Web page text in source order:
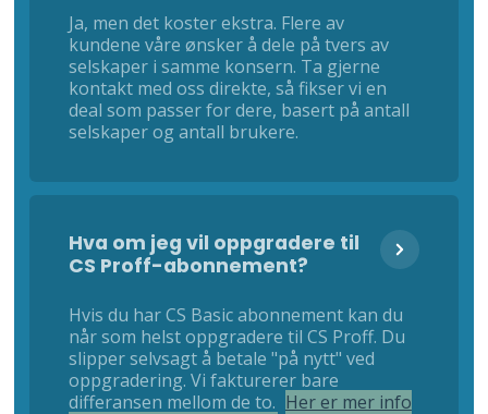
Ja, men det koster ekstra. Flere av
kundene våre ønsker å dele på tvers av
selskaper i samme konsern. Ta gjerne
kontakt med oss direkte, så fikser vi en
deal som passer for dere, basert på antall
selskaper og antall brukere.
Hva om jeg vil oppgradere til
CS Proff-abonnement?
Hvis du har CS Basic abonnement kan du
når som helst oppgradere til CS Proff. Du
slipper selvsagt å betale "på nytt" ved
oppgradering. Vi fakturerer bare
differansen mellom de to. Her er mer info